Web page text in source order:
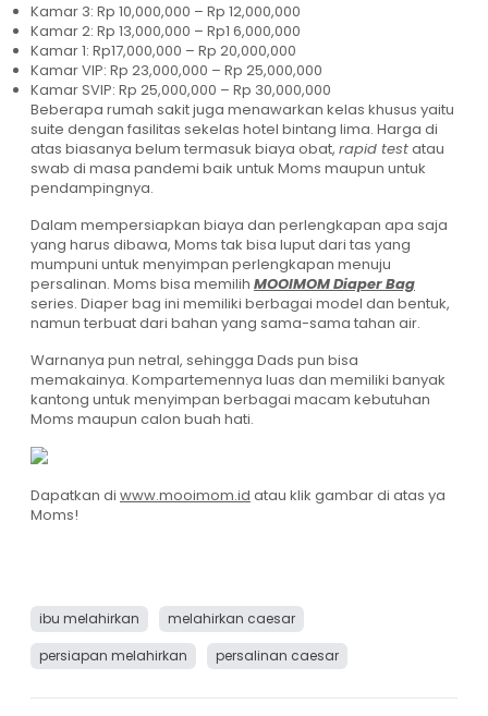
Kamar 3: Rp 10,000,000 – Rp 12,000,000
Kamar 2: Rp 13,000,000 – Rp1 6,000,000
Kamar 1: Rp17,000,000 – Rp 20,000,000
Kamar VIP: Rp 23,000,000 – Rp 25,000,000
Kamar SVIP: Rp 25,000,000 – Rp 30,000,000
Beberapa rumah sakit juga menawarkan kelas khusus yaitu
suite dengan fasilitas sekelas hotel bintang lima. Harga di
atas biasanya belum termasuk biaya obat, rapid testatau
swab di masa pandemi baik untuk Moms maupun untuk
pendampingnya.
Dalam mempersiapkan biaya dan perlengkapan apa saja
yang harus dibawa, Moms tak bisa luput dari tas yang
mumpuni untuk menyimpan perlengkapan menuju
persalinan. Moms bisa memilih MOOIMOM Diaper Bag
series. Diaper bag ini memiliki berbagai model dan bentuk,
namun terbuat dari bahan yang sama-sama tahan air.
Warnanya pun netral, sehingga Dads pun bisa
memakainya. Kompartemennya luas dan memiliki banyak
kantong untuk menyimpan berbagai macam kebutuhan
Moms maupun calon buah hati.
Dapatkan di www.mooimom.id atau klik gambar di atas ya
Moms!
ibu melahirkan
melahirkan caesar
persiapan melahirkan
persalinan caesar